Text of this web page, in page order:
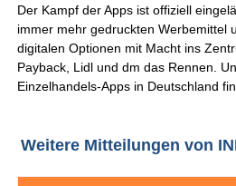
Der Kampf der Apps ist offiziell
immer mehr gedruckten Werbemittel
digitalen Optionen mit Macht ins
Payback, Lidl und dm das Rennen.
Einzelhandels-Apps in Deutschland
Weitere Mitteilungen von